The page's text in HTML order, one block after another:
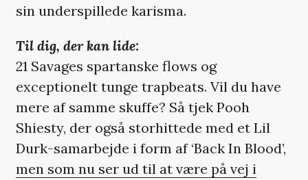
sin underspillede karisma.
Til dig, der kan lide:
21 Savages spartanske flows og
exceptionelt tunge trapbeats. Vil du have
mere af samme skuffe? Så tjek Pooh
Shiesty, der også storhittede med et Lil
Durk-samarbejde i form af ‘Back In Blood’,
men som nu ser ud til at være på vej i